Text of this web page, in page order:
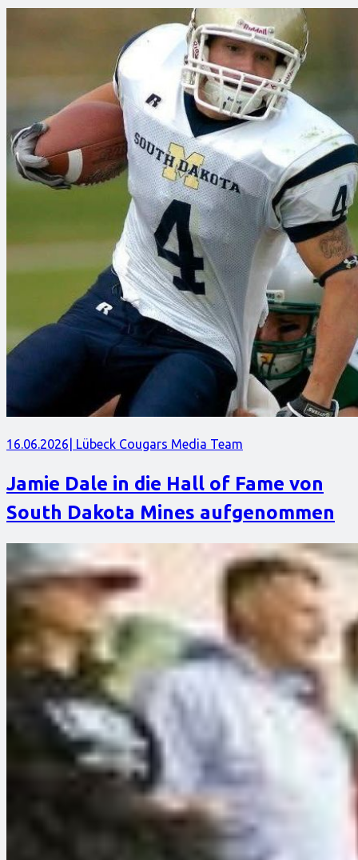
16.06.2026 | Lübeck Cougars Media Team
Jamie Dale in die Hall of Fame von
South Dakota Mines aufgenommen